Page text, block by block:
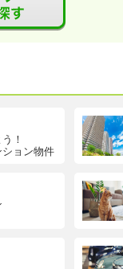
！
ョン物件